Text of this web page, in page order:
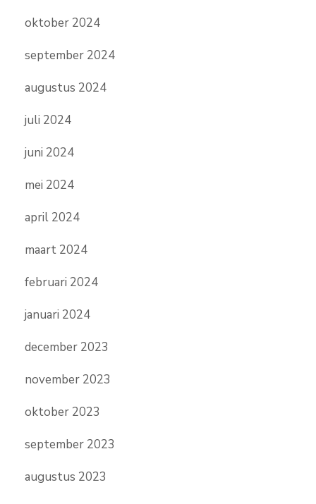
oktober 2024
september 2024
augustus 2024
juli 2024
juni 2024
mei 2024
april 2024
maart 2024
februari 2024
januari 2024
december 2023
november 2023
oktober 2023
september 2023
augustus 2023